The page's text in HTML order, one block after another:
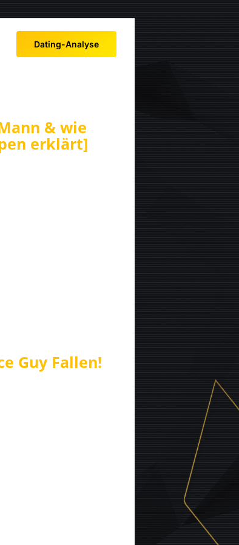
Dating-Analyse
& wie
erklärt]
Guy Fallen!